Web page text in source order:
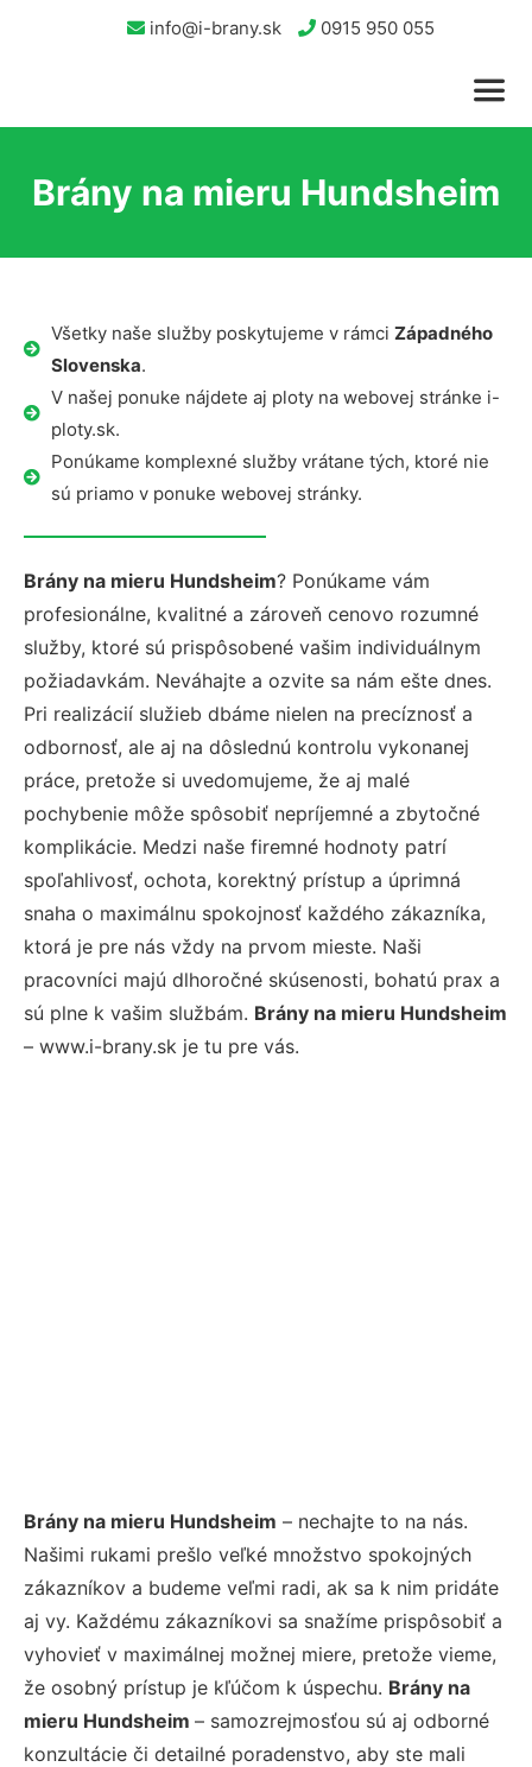
info@i-brany.sk 0915 950 055
Brány na mieru Hundsheim
Všetky naše služby poskytujeme v rámci Západného
Slovenska.
V našej ponuke nájdete aj ploty na webovej stránke i-
ploty.sk.
Ponúkame komplexné služby vrátane tých, ktoré nie
sú priamo v ponuke webovej stránky.
Brány na mieru Hundsheim? Ponúkame vám
profesionálne, kvalitné a zároveň cenovo rozumné
služby, ktoré sú prispôsobené vašim individuálnym
požiadavkám. Neváhajte a ozvite sa nám ešte dnes.
Pri realizácií služieb dbáme nielen na precíznosť a
odbornosť, ale aj na dôslednú kontrolu vykonanej
práce, pretože si uvedomujeme, že aj malé
pochybenie môže spôsobiť nepríjemné a zbytočné
komplikácie. Medzi naše firemné hodnoty patrí
spoľahlivosť, ochota, korektný prístup a úprimná
snaha o maximálnu spokojnosť každého zákazníka,
ktorá je pre nás vždy na prvom mieste. Naši
pracovníci majú dlhoročné skúsenosti, bohatú prax a
sú plne k vašim službám. Brány na mieru Hundsheim
– www.i-brany.sk je tu pre vás.
Brány na mieru Hundsheim – nechajte to na nás.
Našimi rukami prešlo veľké množstvo spokojných
zákazníkov a budeme veľmi radi, ak sa k nim pridáte
aj vy. Každému zákazníkovi sa snažíme prispôsobiť a
vyhovieť v maximálnej možnej miere, pretože vieme,
že osobný prístup je kľúčom k úspechu. Brány na
mieru Hundsheim – samozrejmosťou sú aj odborné
konzultácie či detailné poradenstvo, aby ste mali